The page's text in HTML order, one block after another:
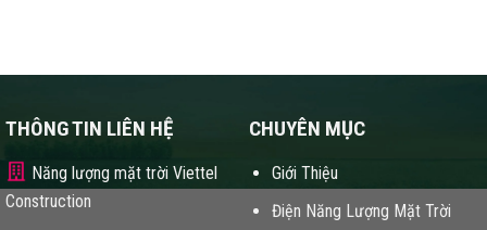
THÔNG TIN LIÊN HỆ
Năng lượng mặt trời Viettel
Construction
CHUYÊN MỤC
Giới Thiệu
Điện Năng Lượng Mặt Trời